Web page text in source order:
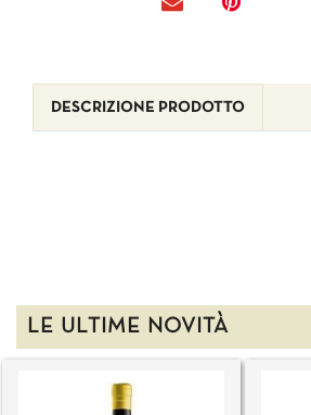
DESCRIZIONE PRODOTTO
LE ULTIME NOVITÀ